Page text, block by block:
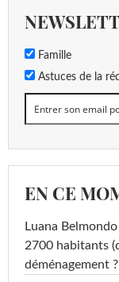
Famille
Astuces de la
EN CE
Luana
2700 habitants
déménagement ?